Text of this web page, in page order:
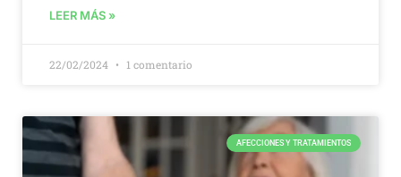
LEER MÁS »
22/02/2024 1 comentario
AFECCIONES Y TRATAMIENTOS